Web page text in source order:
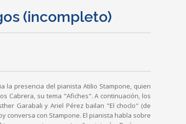
(incompleto)
la presencia del pianista Atilio Stampone, quien
Cabrera, su tema "Afiches". A continuación, los
Garabali y Ariel Pérez bailan "El choclo" (de
conversa con Stampone. El pianista habla sobre